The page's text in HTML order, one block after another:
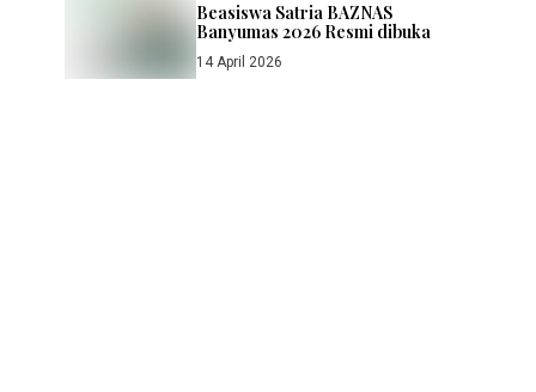
Beasiswa Satria BAZNAS
Banyumas 2026 Resmi dibuka
14 April 2026